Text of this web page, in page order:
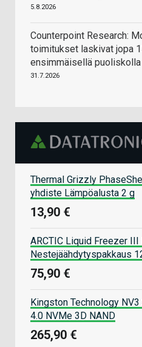
5.8.2026
Counterpoint Research:
toimitukset laskivat jopa
ensimmäisellä puoliskolla
31.7.2026
Thermal Grizzly
yhdiste Lämpöalusta 2 g
13,90 €
ARCTIC Liquid Freezer
Nestejäähdytyspakkaus
75,90 €
Kingston Technology
4.0 NVMe 3D NAND
265,90 €